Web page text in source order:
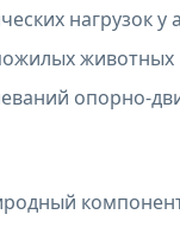
нагрузок
животных
опорно-